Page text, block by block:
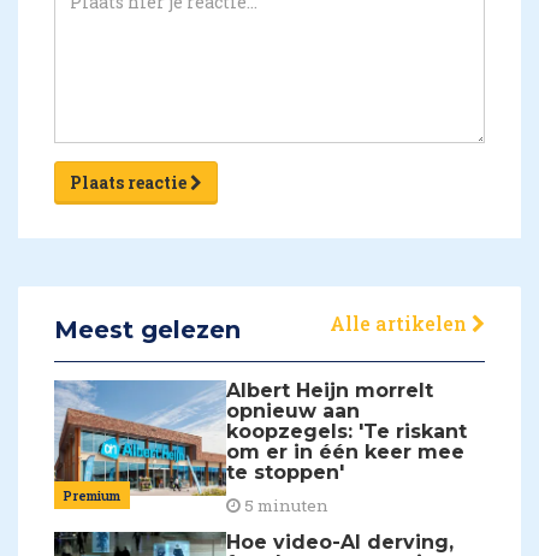
Plaats reactie
Meest gelezen Alle artikelen
Premium
Albert Heijn morrelt
opnieuw aan
koopzegels: 'Te riskant
om er in één keer mee
te stoppen'
5 minuten
Hoe video-AI derving,